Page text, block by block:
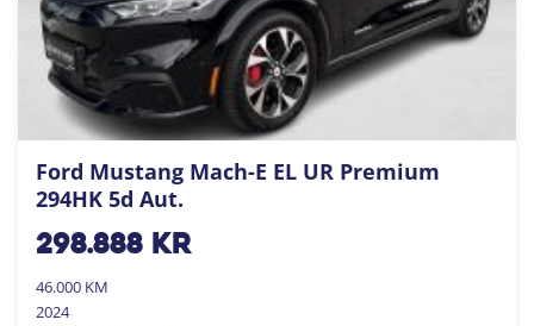
Ford Mustang Mach-E EL UR Premium
294HK 5d Aut.
298.888kr
46.000 KM
2024